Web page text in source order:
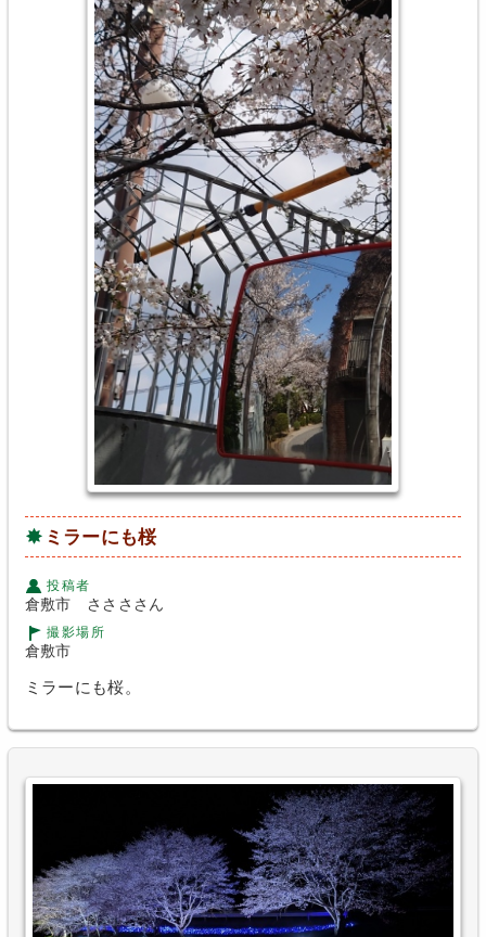
ミラーにも桜
投稿者
倉敷市 ささささん
撮影場所
倉敷市
ミラーにも桜。